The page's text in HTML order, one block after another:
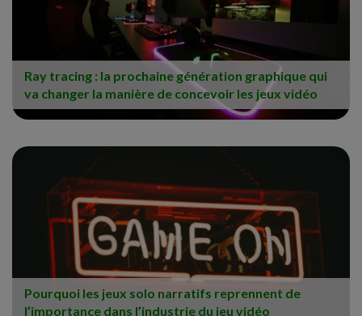
Ray tracing : la prochaine génération graphique qui
va changer la manière de concevoir les jeux vidéo
Pourquoi les jeux solo narratifs reprennent de
l’importance dans l’industrie du jeu vidéo